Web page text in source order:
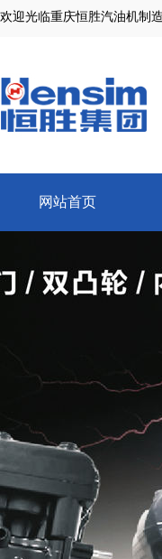
欢迎光临重庆恒胜汽油机制
网站首页